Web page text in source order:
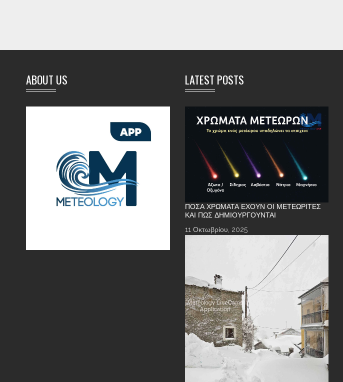
ABOUT US LATEST POSTS
ΠΌΣΑ ΧΡΏΜΑΤΑ ΈΧΟΥΝ ΟΙ ΜΕΤΕΩΡΊΤΕΣ
ΚΑΙ ΠΏΣ ΔΗΜΙΟΥΡΓΟΎΝΤΑΙ
11 Οκτωβρίου, 2025